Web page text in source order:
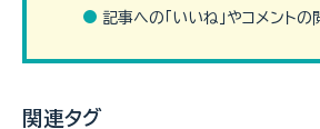
れば、そちらが立たずという関係です。この
記事への「いいね」やコメントの
関連タグ